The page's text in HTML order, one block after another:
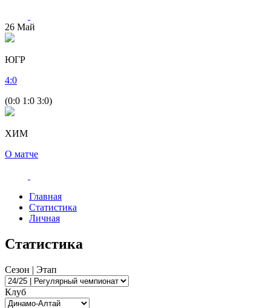
26 Май
ЮГР
4:0
(0:0 1:0 3:0)
ХИМ
О матче
Главная
Статистика
Личная
Статистика
Сезон | Этап
Клуб